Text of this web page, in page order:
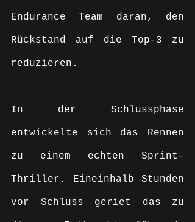
Endurance Team daran, den
Rückstand auf die Top-3 zu
reduzieren.
In der Schlussphase
entwickelte sich das Rennen
zu einem echten Sprint-
Thriller. Eineinhalb Stunden
vor Schluss geriet das zu